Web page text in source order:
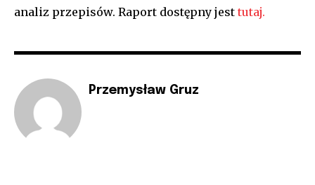
analiz przepisów. Raport dostępny jest tutaj.
Przemysław Gruz